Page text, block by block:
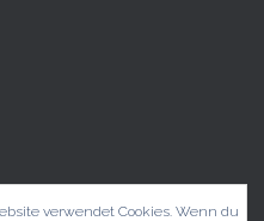
verwendet Cookies. Wenn du